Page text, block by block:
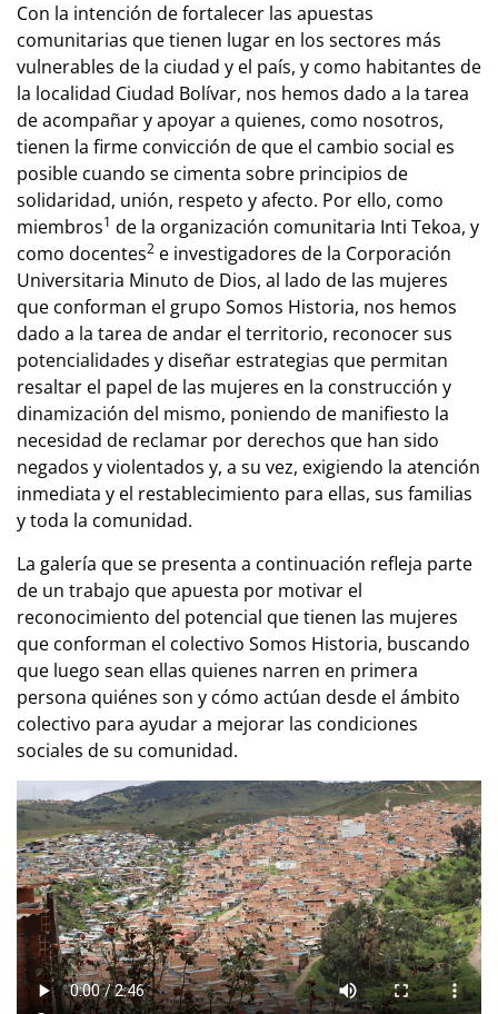
Con la intención de fortalecer las apuestas
comunitarias que tienen lugar en los sectores más
vulnerables de la ciudad y el país, y como habitantes de
la localidad Ciudad Bolívar, nos hemos dado a la tarea
de acompañar y apoyar a quienes, como nosotros,
tienen la firme convicción de que el cambio social es
posible cuando se cimenta sobre principios de
solidaridad, unión, respeto y afecto. Por ello, como
miembros1 de la organización comunitaria Inti Tekoa, y
como docentes2 e investigadores de la Corporación
Universitaria Minuto de Dios, al lado de las mujeres
que conforman el grupo Somos Historia, nos hemos
dado a la tarea de andar el territorio, reconocer sus
potencialidades y diseñar estrategias que permitan
resaltar el papel de las mujeres en la construcción y
dinamización del mismo, poniendo de manifiesto la
necesidad de reclamar por derechos que han sido
negados y violentados y, a su vez, exigiendo la atención
inmediata y el restablecimiento para ellas, sus familias
y toda la comunidad.
La galería que se presenta a continuación refleja parte
de un trabajo que apuesta por motivar el
reconocimiento del potencial que tienen las mujeres
que conforman el colectivo Somos Historia, buscando
que luego sean ellas quienes narren en primera
persona quiénes son y cómo actúan desde el ámbito
colectivo para ayudar a mejorar las condiciones
sociales de su comunidad.